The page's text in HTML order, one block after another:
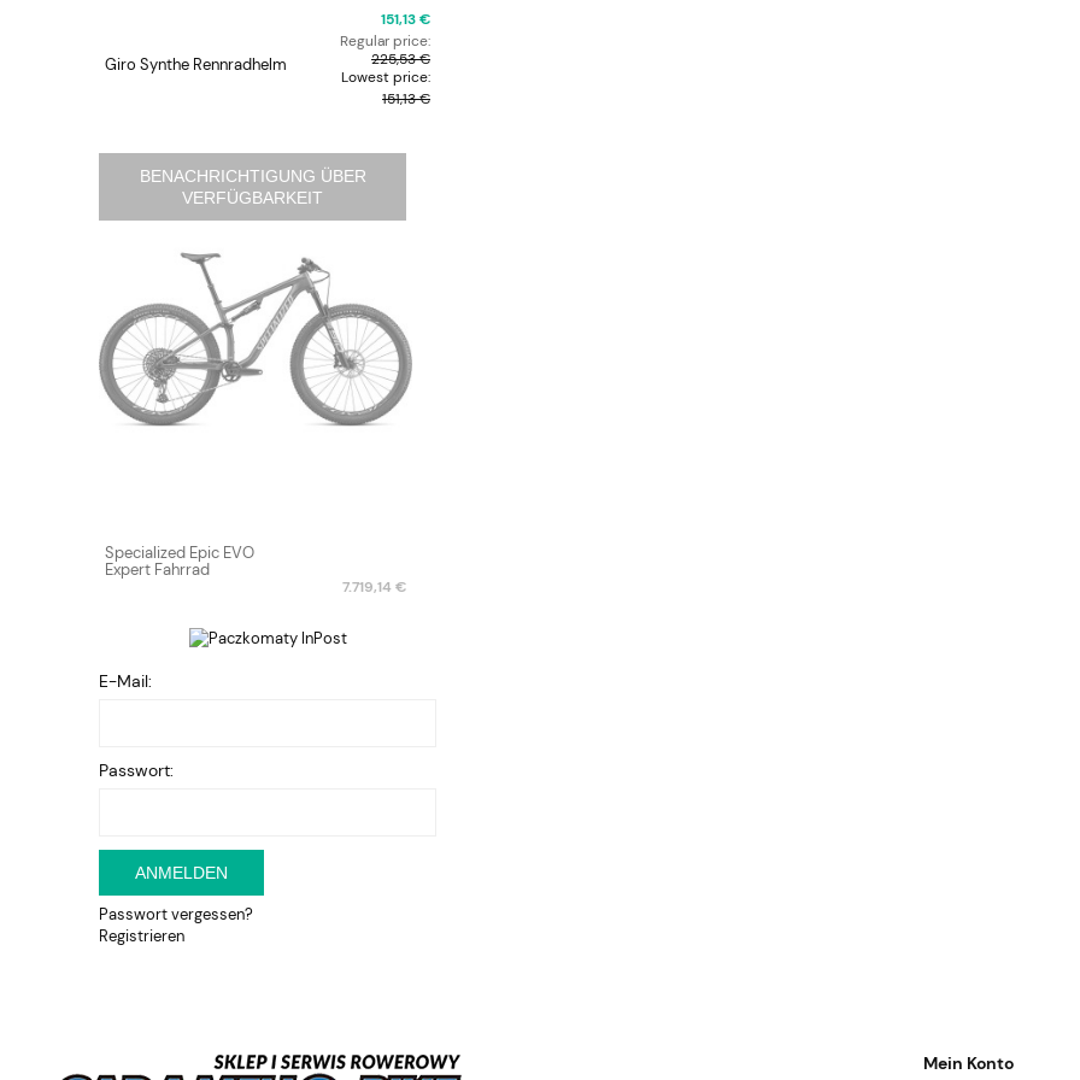
Giro Synthe Rennradhelm
151,13 €
Regular price:
225,53 €
Lowest price:
151,13 €
Specialized Epic EVO
Expert Fahrrad
7.719,14 €
BENACHRICHTIGUNG ÜBER
VERFÜGBARKEIT
E-Mail:
Passwort:
ANMELDEN
Passwort vergessen?
Registrieren
Mein Konto